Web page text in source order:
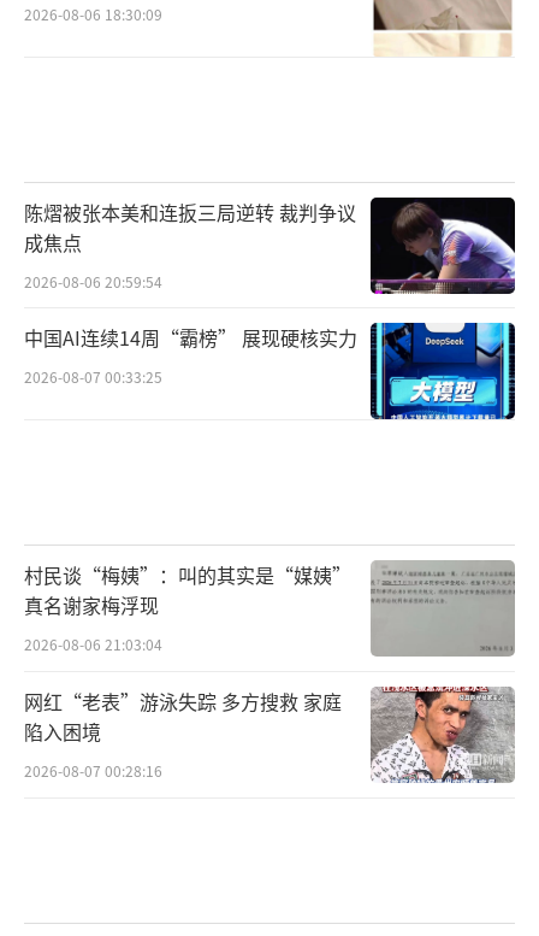
2026-08-06 18:30:09
陈熠被张本美和连扳三局逆转 裁判争议
成焦点
2026-08-06 20:59:54
中国AI连续14周“霸榜” 展现硬核实力
2026-08-07 00:33:25
村民谈“梅姨”：叫的其实是“媒姨”
真名谢家梅浮现
2026-08-06 21:03:04
网红“老表”游泳失踪 多方搜救 家庭
陷入困境
2026-08-07 00:28:16